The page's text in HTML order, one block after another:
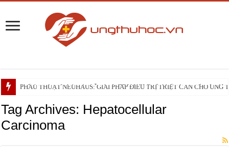
Phối hợp đa mô thức và phẫu thuật TRIANGLE cắt khối tá tụy tiếp cận
PHẪU THUẬT NEUHAUS: GIẢI PHÁP ĐIỀU TRỊ TRIỆT CĂN CHO UNG
Những điều bạn cần biết trước liệu trình xạ trị vùng đầu – cổ
Tag Archives: Hepatocellular
Carcinoma